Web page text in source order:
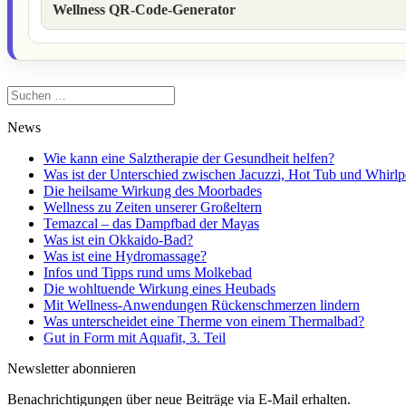
Wellness QR-Code-Generator
Suchen
nach:
News
Wie kann eine Salztherapie der Gesundheit helfen?
Was ist der Unterschied zwischen Jacuzzi, Hot Tub und
Die heilsame Wirkung des Moorbades
Wellness zu Zeiten unserer Großeltern
Temazcal – das Dampfbad der Mayas
Was ist ein Okkaido-Bad?
Was ist eine Hydromassage?
Infos und Tipps rund ums Molkebad
Die wohltuende Wirkung eines Heubads
Mit Wellness-Anwendungen Rückenschmerzen lindern
Was unterscheidet eine Therme von einem Thermalbad?
Gut in Form mit Aquafit, 3. Teil
Newsletter abonnieren
Benachrichtigungen über neue Beiträge via E-Mail erhalten.